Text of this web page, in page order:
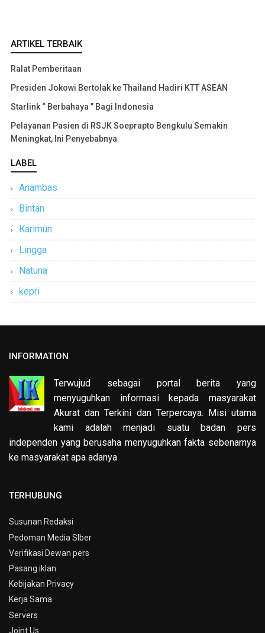
ARTIKEL TERBAIK
Ralat Pemberitaan
Presiden Jokowi Bertolak ke Thailand Hadiri KTT ASEAN
Starlink “ Berbahaya ” Bagi Indonesia
Pelayanan Pasien di RSJK Soeprapto Bengkulu Semakin
Meningkat, Ini Penyebabnya
LABEL
Anambas
Bintan
Karimun
Lingga
Natuna
kepri
INFORMATION
Terwujud sebagai portal berita yang
menyuguhkan informasi kepada masyarakat
Akurat dan Terkini dan Terpercaya. Misi utama
kami adalah menjadi suatu badan pers
independen yang berusaha menyuguhkan fakta sebenarnya
ke masyarakat apa adanya
TERHUBUNG
Susunan Redaksi
Pedoman Media SIber
Verifikasi Dewan pers
Pasang iklan
Kebijakan Privacy
Kerja Sama
Servers
Joint Us